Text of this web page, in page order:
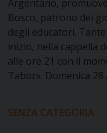
Argentano,
Bosco, patrono dei
degli educatori.
inizio, nella cappella
alle ore 21 con il
Tabor». Domenica
SENZA CATEGORIA